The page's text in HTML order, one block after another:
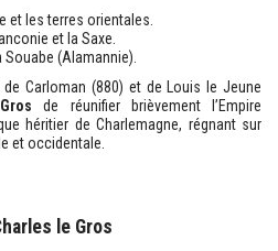
et les terres orientales.
et la Saxe.
(Alamannie).
Carloman (880) et de Louis le Jeune
de réunifier brièvement l’Empire
héritier de Charlemagne, régnant sur
et occidentale.
le Gros